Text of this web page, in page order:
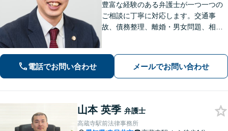
豊富な経験のある弁護士が一つ一つの
ご相談に丁寧に対応します。交通事
故、債務整理、離婚・男女問題、相続
ビスを提供します。【相談無料】【電
話・オンライン相談可】【春日井駅
電話でお問い合わせ メールでお問い合わせ
山本 英季 弁護士
高蔵寺駅前法律事務所